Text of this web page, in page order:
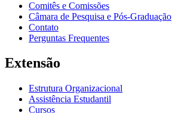
Comitês e Comissões
Câmara de Pesquisa e Pós-Graduação
Contato
Perguntas Frequentes
Extensão
Estrutura Organizacional
Assistência Estudantil
Cursos